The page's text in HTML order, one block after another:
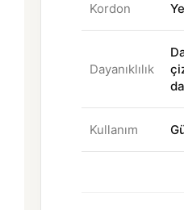
Kordon
Dayanıklılık
Kullanım